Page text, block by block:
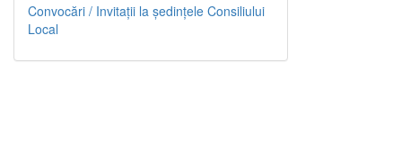
Convocări / Invitaţii la şedinţele Consiliului
Local